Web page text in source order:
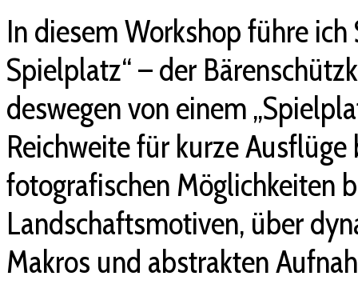
In diesem Workshop führe
Spielplatz“ – der
deswegen von einem
Reichweite für kurze
fotografischen Möglichkeiten
Landschaftsmotiven, über
Makros und abstrakten